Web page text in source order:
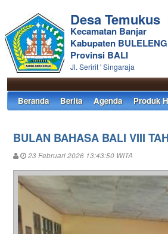
Desa Temukus
Kecamatan Banjar
Kabupaten BULELENG
Provinsi BALI
Jl. Seririt ' Singaraja
Beranda Berita Agenda Produk
BULAN BAHASA BALI VIII
23 Februari 2026 13:43:50 WITA